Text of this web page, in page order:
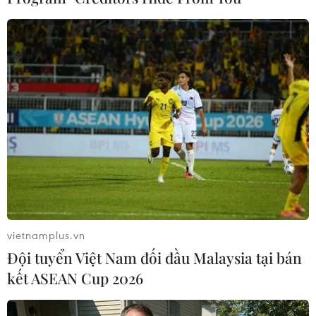
#Iran #Venezuela #lọc dầu thô
#nhà máy El Palito
#nhà máy lọc dầu ở nước ngoài
Iran Venezuela
Theo dõi VietnamPlus
vietnamplus.vn
Đội tuyển Việt Nam đối đầu Malaysia tại bán
kết ASEAN Cup 2026